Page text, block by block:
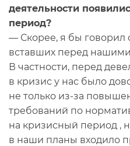
деятельности
период?
— Скорее, я бы говорил
вставших перед
В частности, перед
в кризис у нас было
не только из-за
требований по
на кризисный период ,
в наши планы входило